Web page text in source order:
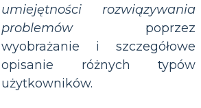
umiejętności rozwiązywania
problemówpoprzez
wyobrażanie i szczegółowe
opisanie różnych typów
użytkowników.